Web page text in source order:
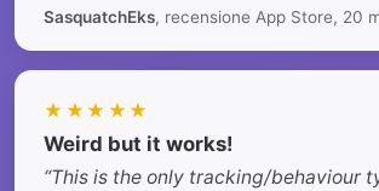
SasquatchEks, recensione App Store, 20
★★★★★
Weird but it works!
“This is the only tracking/behaviour